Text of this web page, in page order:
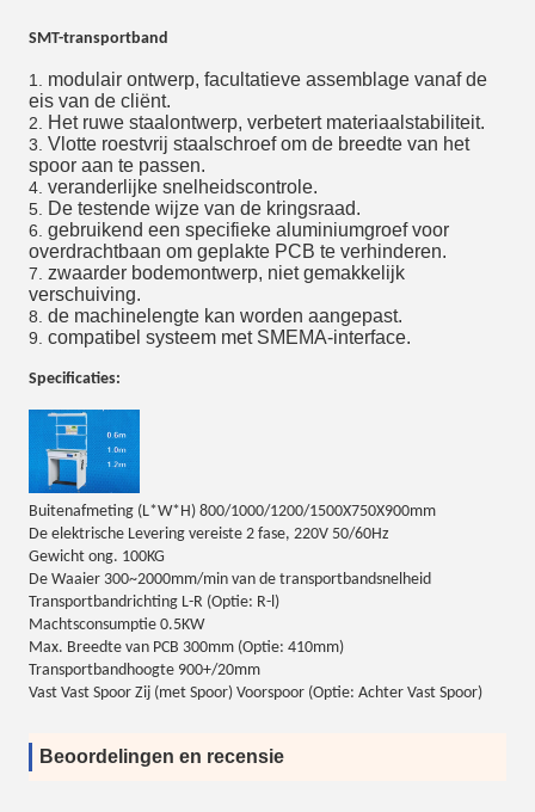
SMT-transportband
1. modulair ontwerp, facultatieve assemblage vanaf de
eis van de cliënt.
2. Het ruwe staalontwerp, verbetert materiaalstabiliteit.
3. Vlotte roestvrij staalschroef om de breedte van het
spoor aan te passen.
4. veranderlijke snelheidscontrole.
5. De testende wijze van de kringsraad.
6. gebruikend een specifieke aluminiumgroef voor
overdrachtbaan om geplakte PCB te verhinderen.
7. zwaarder bodemontwerp, niet gemakkelijk
verschuiving.
8. de machinelengte kan worden aangepast.
9. compatibel systeem met SMEMA-interface.
Specificaties:
Buitenafmeting (L*W*H) 800/1000/1200/1500X750X900mm
De elektrische Levering vereiste 2 fase, 220V 50/60Hz
Gewicht ong. 100KG
De Waaier 300~2000mm/min van de transportbandsnelheid
Transportbandrichting L-R (Optie: R-l)
Machtsconsumptie 0.5KW
Max. Breedte van PCB 300mm (Optie: 410mm)
Transportbandhoogte 900+/20mm
Vast Vast Spoor Zij (met Spoor) Voorspoor (Optie: Achter Vast Spoor)
Beoordelingen en recensie